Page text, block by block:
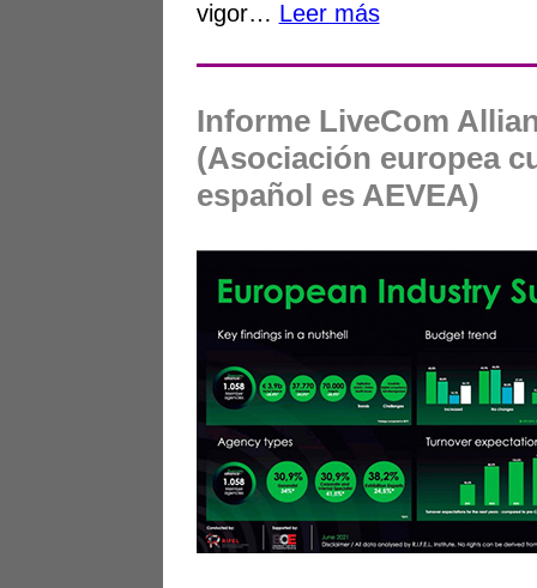
vigor… Leer más
Informe LiveCom
(Asociación europea
español es AEVEA)